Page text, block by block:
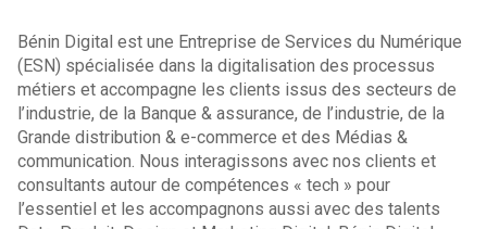
Bénin Digital est une Entreprise de Services du Numérique
(ESN) spécialisée dans la digitalisation des processus
métiers et accompagne les clients issus des secteurs de
l’industrie, de la Banque & assurance, de l’industrie, de la
Grande distribution & e-commerce et des Médias &
communication. Nous interagissons avec nos clients et
consultants autour de compétences « tech » pour
l’essentiel et les accompagnons aussi avec des talents